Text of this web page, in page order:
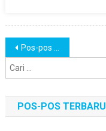
Navigasi
pos
Pos-pos lama
POS-POS TERBARU